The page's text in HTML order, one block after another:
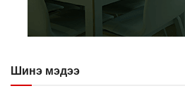
Шинэ мэдээ